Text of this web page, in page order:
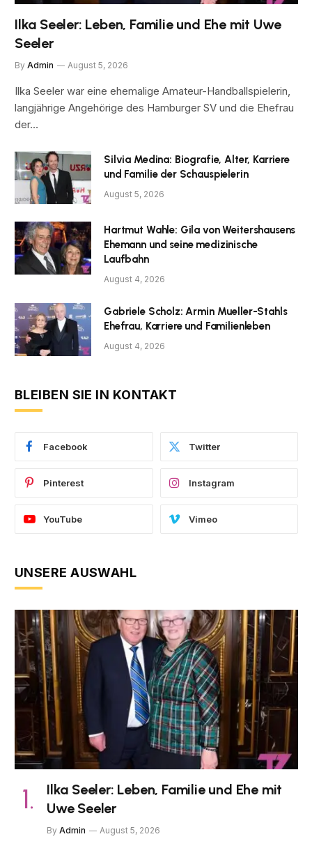
Ilka Seeler: Leben, Familie und Ehe mit Uwe
Seeler
By Admin August 5, 2026
Ilka Seeler war eine ehemalige Amateur-Handballspielerin,
langjährige Angehörige des Hamburger SV und die Ehefrau
der…
Silvia Medina: Biografie, Alter, Karriere
und Familie der Schauspielerin
August 5, 2026
Hartmut Wahle: Gila von Weitershausens
Ehemann und seine medizinische
Laufbahn
August 4, 2026
Gabriele Scholz: Armin Mueller-Stahls
Ehefrau, Karriere und Familienleben
August 4, 2026
BLEIBEN SIE IN KONTAKT
Facebook Twitter
Pinterest Instagram
YouTube Vimeo
UNSERE AUSWAHL
Ilka Seeler: Leben, Familie und Ehe mit
Uwe Seeler
By Admin August 5, 2026